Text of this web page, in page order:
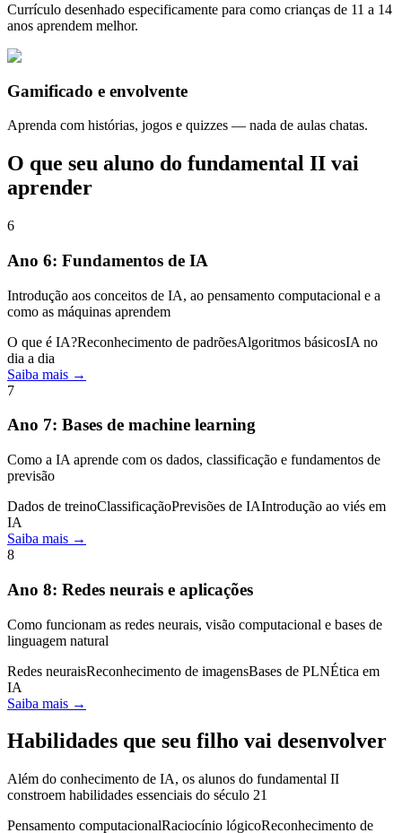
Currículo desenhado especificamente para como crianças de 11 a 14
anos aprendem melhor.
Gamificado e envolvente
Aprenda com histórias, jogos e quizzes — nada de aulas chatas.
O que seu aluno do fundamental II vai
aprender
6
Ano 6: Fundamentos de IA
Introdução aos conceitos de IA, ao pensamento computacional e a
como as máquinas aprendem
O que é IA?Reconhecimento de padrõesAlgoritmos básicosIA no
dia a dia
Saiba mais →
7
Ano 7: Bases de machine learning
Como a IA aprende com os dados, classificação e fundamentos de
previsão
Dados de treinoClassificaçãoPrevisões de IAIntrodução ao viés em
IA
Saiba mais →
8
Ano 8: Redes neurais e aplicações
Como funcionam as redes neurais, visão computacional e bases de
linguagem natural
Redes neuraisReconhecimento de imagensBases de PLNÉtica em
IA
Saiba mais →
Habilidades que seu filho vai desenvolver
Além do conhecimento de IA, os alunos do fundamental II
constroem habilidades essenciais do século 21
Pensamento computacionalRaciocínio lógicoReconhecimento de